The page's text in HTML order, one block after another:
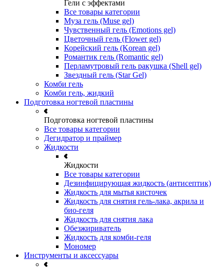
Гели с эффектами
Все товары категории
Муза гель (Muse gel)
Чувственный гель (Emotions gel)
Цветочный гель (Flower gel)
Корейский гель (Korean gel)
Романтик гель (Romantic gel)
Перламутровый гель ракушка (Shell gel)
Звездный гель (Star Gel)
Комби гель
Комби гель, жидкий
Подготовка ногтевой пластины
Подготовка ногтевой пластины
Все товары категории
Дегидратор и праймер
Жидкости
Жидкости
Все товары категории
Дезинфицирующая жидкость (антисептик)
Жидкость для мытья кисточек
Жидкость для снятия гель-лака, акрила и
био-геля
Жидкость для снятия лака
Обезжириватель
Жидкость для комби-геля
Мономер
Инструменты и аксессуары